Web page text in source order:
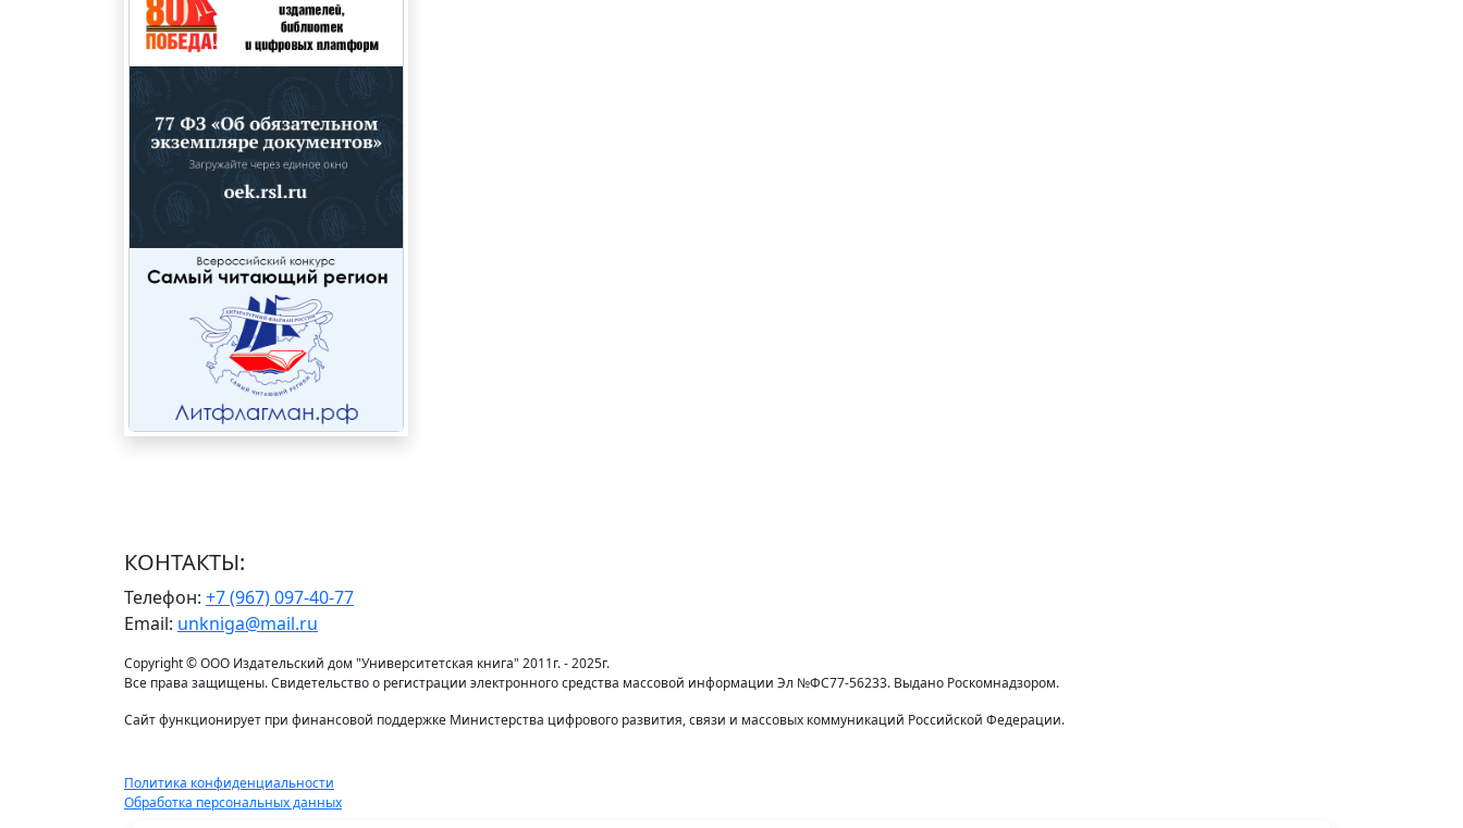
КОНТАКТЫ:
Телефон: +7 (967) 097-40-77
Email: unkniga@mail.ru
Copyright © ООО Издательский дом "Университетская книга" 2011г. - 2025г.
Все права защищены. Свидетельство о регистрации электронного средства массовой информации Эл №ФС77-56233. Выдано Роскомнадзором.
Сайт функционирует при финансовой поддержке Министерства цифрового развития, связи и массовых коммуникаций Российской Федерации.
Политика конфиденциальности
Обработка персональных данных